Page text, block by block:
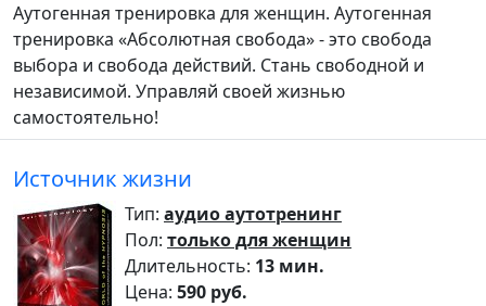
Аутогенная тренировка для женщин. Аутогенная
тренировка «Абсолютная свобода» - это свобода
выбора и свобода действий. Стань свободной и
независимой. Управляй своей жизнью
самостоятельно!
Источник жизни
Тип: аудио аутотренинг
Пол: только для женщин
Длительность: 13 мин.
Цена: 590 руб.